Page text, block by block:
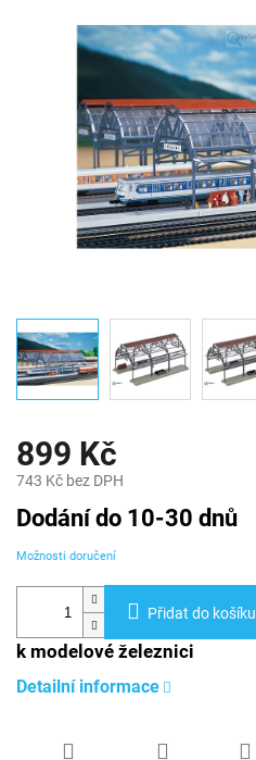
899 Kč
743 Kč bez DPH
Měrná
cena:
Dodání do 10-30 dnů
Možnosti doručení
Přidat do košíku
k modelové železnici
Detailní informace